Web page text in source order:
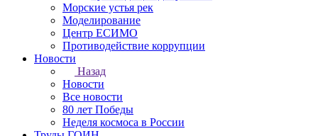
Морские устья рек
Моделирование
Центр ЕСИМО
Противодействие коррупции
Новости
Назад
Новости
Все новости
80 лет Победы
Неделя космоса в России